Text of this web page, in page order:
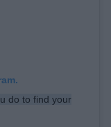
do to find your